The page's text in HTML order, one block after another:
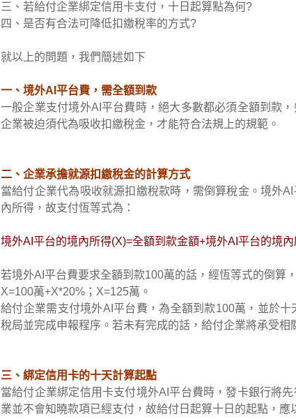
三、若給付企業綁定信用卡支付，十日起算點為何?
四、是否有合法可降低扣繳稅率的方式?
就以上的問題，我們簡述如下
一、境外AI平台費，需全額到款
一般企業支付境外AI平台費時，絕大多數都必須全額到款
企業被迫須代為吸收扣繳稅金，才能符合法規上的規範。
二、企業承擔就源扣繳稅金的計算方式
當給付企業代為吸收就源扣繳稅款時，需倒算稅金。境外
內所得，故支付恆等式為：
境外AI平台的境內所得(X)=全額到款金額+境外AI平台的境
若境外AI平台費要求全額到款100萬的話，經恆等式的倒算
X=100萬+X*20%；X=125萬。
給付企業需支付境外AI平台費，為全額到款100萬，並於
稅局並完成申報程序。若未有完成的話，給付企業將承受相
三、綁定信用卡的十天計算起點
當給付企業綁定信用卡支付境外AI平台費時，發卡銀行將
業並不會知曉款項已經支付，故給付日起算十日的起點，應